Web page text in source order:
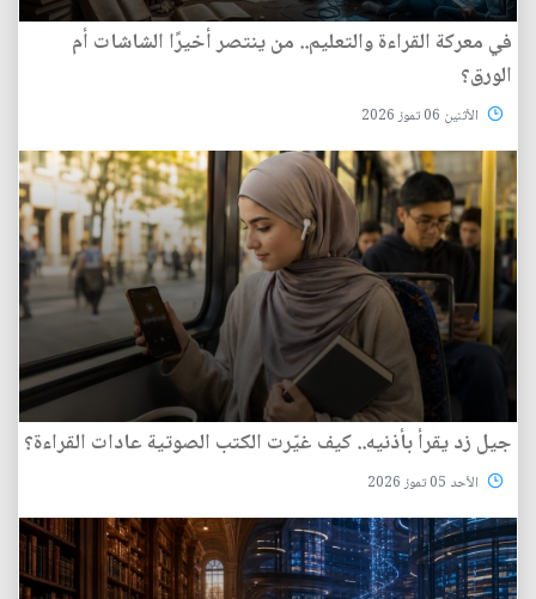
في معركة القراءة والتعليم.. من ينتصر أخيرًا الشاشات أم
الورق؟
الأثنين 06 تموز 2026
جيل زد يقرأ بأذنيه.. كيف غيّرت الكتب الصوتية عادات القراءة؟
الأحد 05 تموز 2026